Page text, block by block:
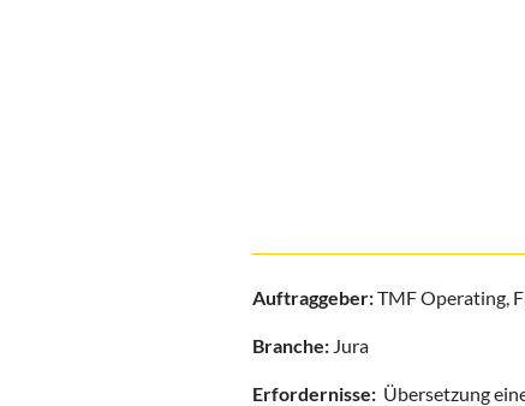
Auftraggeber:TMF Operating,
Branche: Jura
Erfordernisse: Übersetzung